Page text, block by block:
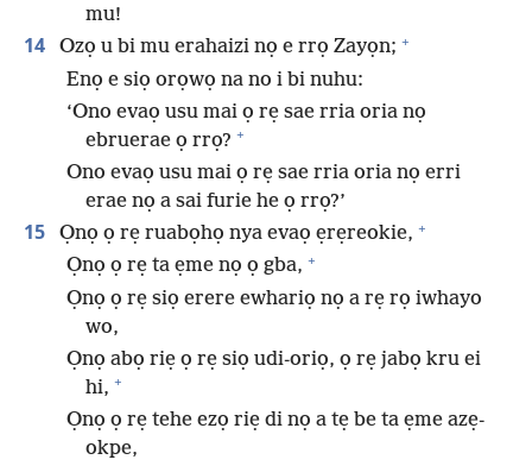
mu!
14 Ozọ u bi mu erahaizi nọ e rrọ Zayọn; +
Enọ e siọ orọwọ na no i bi nuhu:
‘Ono evaọ usu mai ọ rẹ sae rria oria nọ
ebruerae ọ rrọ? +
Ono evaọ usu mai ọ rẹ sae rria oria nọ erri
erae nọ a sai furie he ọ rrọ?’
15 Ọnọ ọ rẹ ruabọhọ nya evaọ ẹrẹreokie, +
Ọnọ ọ rẹ ta ẹme nọ ọ gba, +
Ọnọ ọ rẹ siọ erere ewhariọ nọ a rẹ rọ iwhayo
wo,
Ọnọ abọ riẹ ọ rẹ siọ udi-oriọ, ọ rẹ jabọ kru ei
hi, +
Ọnọ ọ rẹ tehe ezọ riẹ di nọ a tẹ be ta ẹme azẹ-
okpe,